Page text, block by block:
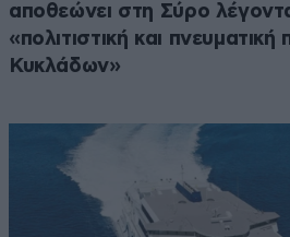
αποθεώνει στη Σύρο
«πολιτιστική και
Κυκλάδων»